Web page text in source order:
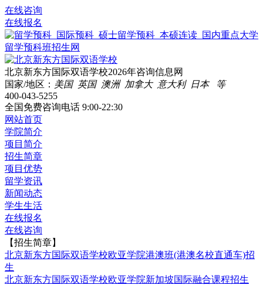
在线咨询
在线报名
北京新东方国际双语学校2026年咨询信息网
国家/地区： 美国 英国 澳洲 加拿大 意大利 日本 等
400-043-5255
全国免费咨询电话 9:00-22:30
网站首页
学院简介
项目简介
招生简章
项目优势
留学资讯
新闻动态
学生生活
在线报名
在线咨询
【招生简章】
北京新东方国际双语学校欧亚学院港澳班(港澳名校直通车)招
生
北京新东方国际双语学校欧亚学院新加坡国际融合课程招生